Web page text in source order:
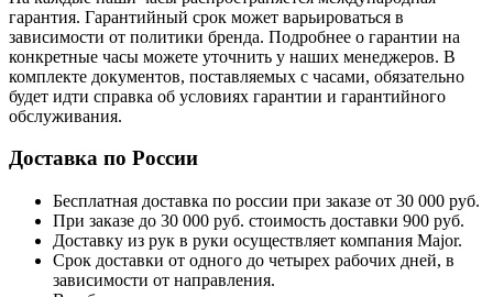
гарантия. Гарантийный срок может варьироваться в
зависимости от политики бренда. Подробнее о гарантии на
конкретные часы можете уточнить у наших менеджеров. В
комплекте документов, поставляемых с часами, обязательно
будет идти справка об условиях гарантии и гарантийного
обслуживания.
Доставка по России
Бесплатная доставка по россии при заказе от 30 000 руб.
При заказе до 30 000 руб. стоимость доставки 900 руб.
Доставку из рук в руки осуществляет компания Major.
Срок доставки от одного до четырех рабочих дней, в
зависимости от направления.